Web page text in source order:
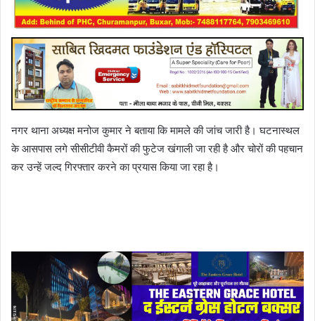
नगर थाना अध्यक्ष मनोज कुमार ने बताया कि मामले की जांच जारी है। घटनास्थल
के आसपास लगे सीसीटीवी कैमरों की फुटेज खंगाली जा रही है और चोरों की पहचान
कर उन्हें जल्द गिरफ्तार करने का प्रयास किया जा रहा है।